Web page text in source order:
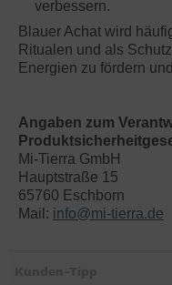
verbessern.
Blauer Achat wird
Ritualen und als
Energien zu fördern
Angaben zum
Mi-Tierra GmbH
Hauptstraße 15
65760 Eschborn
Mail: info@mi-tierra.de